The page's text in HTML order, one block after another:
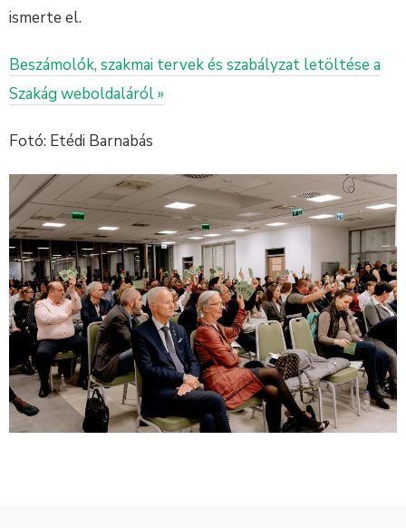
ismerte el.
Beszámolók, szakmai tervek és szabályzat letöltése a
Szakág weboldaláról »
Fotó: Etédi Barnabás